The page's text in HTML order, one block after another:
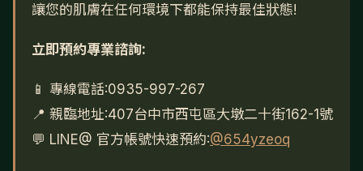
讓您的肌膚在任何環境下都能保持最佳狀態!
立即預約專業諮詢:
📱 專線電話:0935-997-267
📍 親臨地址:407台中市西屯區大墩二十街162-1號
💬 LINE@ 官方帳號快速預約:@654yzeoq